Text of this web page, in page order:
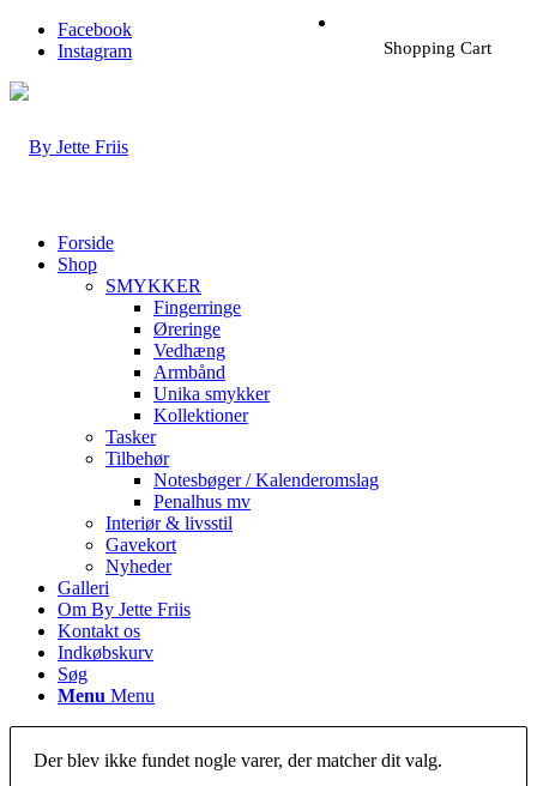
Facebook
Instagram
Shopping Cart
Forside
Shop
SMYKKER
Fingerringe
Øreringe
Vedhæng
Armbånd
Unika smykker
Kollektioner
Tasker
Tilbehør
Notesbøger / Kalenderomslag
Penalhus mv
Interiør & livsstil
Gavekort
Nyheder
Galleri
Om By Jette Friis
Kontakt os
Indkøbskurv
Søg
Menu Menu
Der blev ikke fundet nogle varer, der matcher dit valg.